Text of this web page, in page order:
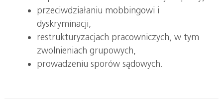
przeciwdziałaniu mobbingowi i
dyskryminacji,
restrukturyzacjach pracowniczych, w tym
zwolnieniach grupowych,
prowadzeniu sporów sądowych.